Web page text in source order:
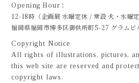
Opening Hour：
12-18時（企画展 水曜定休 / 常設 火・水曜定
福岡県福岡市博多区御供所町5-27 グラムビ
Copyright Notice
All rights of illustrations, pictures,
this web site are reserved and
copyright laws.